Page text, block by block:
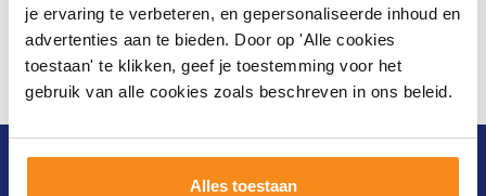
je ervaring te verbeteren, en gepersonaliseerde inhoud en
advertenties aan te bieden. Door op 'Alle cookies
toestaan' te klikken, geef je toestemming voor het
gebruik van alle cookies zoals beschreven in ons beleid.
Alles toestaan
Blijf op de hoogte van het laatste nieuws en